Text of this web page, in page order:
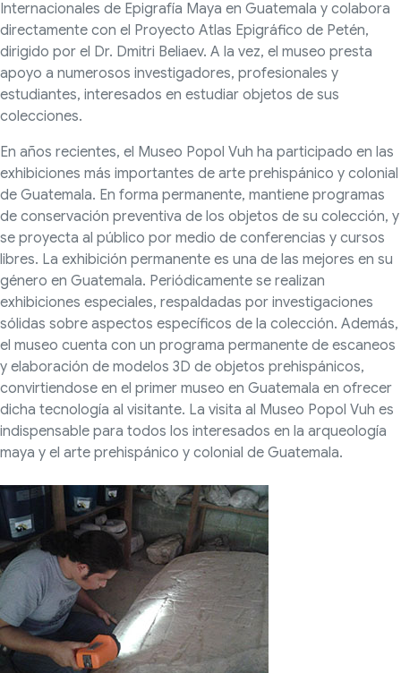
Internacionales de Epigrafía Maya en Guatemala y colabora
directamente con el Proyecto Atlas Epigráfico de Petén,
dirigido por el Dr. Dmitri Beliaev. A la vez, el museo presta
apoyo a numerosos investigadores, profesionales y
estudiantes, interesados en estudiar objetos de sus
colecciones.
En años recientes, el Museo Popol Vuh ha participado en las
exhibiciones más importantes de arte prehispánico y colonial
de Guatemala. En forma permanente, mantiene programas
de conservación preventiva de los objetos de su colección, y
se proyecta al público por medio de conferencias y cursos
libres. La exhibición permanente es una de las mejores en su
género en Guatemala. Periódicamente se realizan
exhibiciones especiales, respaldadas por investigaciones
sólidas sobre aspectos específicos de la colección. Además,
el museo cuenta con un programa permanente de escaneos
y elaboración de modelos 3D de objetos prehispánicos,
convirtiendose en el primer museo en Guatemala en ofrecer
dicha tecnología al visitante. La visita al Museo Popol Vuh es
indispensable para todos los interesados en la arqueología
maya y el arte prehispánico y colonial de Guatemala.